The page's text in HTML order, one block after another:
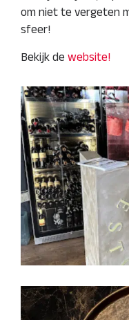
om niet te vergeten
sfeer!
Bekijk de website!